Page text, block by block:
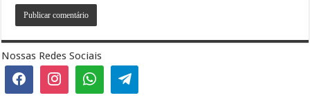
Nossas Redes Sociais